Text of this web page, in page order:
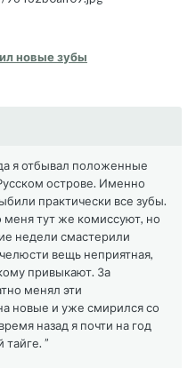
новые зубы
я отбывал положенные
острове. Именно
практически все зубы.
меня тут же комиссуют, но
недели смастерили
вещь неприятная,
привыкают. За
менял эти
новые и уже смирился со
назад я почти на год
тайге. ”